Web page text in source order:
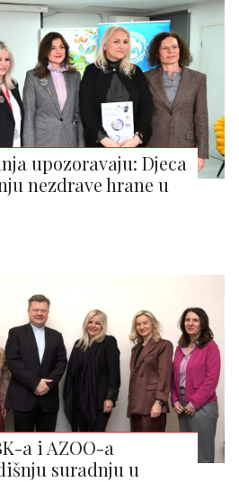
upozoravaju: Djeca
nezdrave hrane u
a i AZOO-a
suradnju u